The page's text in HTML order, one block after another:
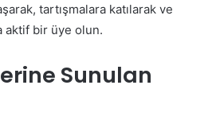
tartışmalara katılarak ve
aktif bir üye olun.
Sunulan